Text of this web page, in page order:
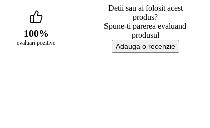
100%
evaluari pozitive
Detii sau ai folosit acest
produs?
Spune-ti parerea evaluand
produsul
Adauga o recenzie